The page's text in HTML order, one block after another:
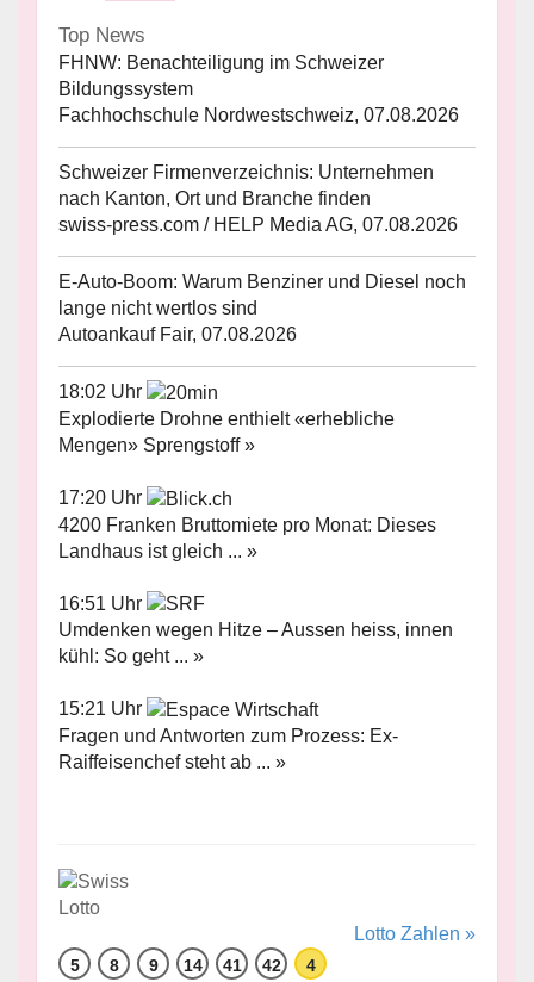
Top News
FHNW: Benachteiligung im Schweizer
Bildungssystem
Fachhochschule Nordwestschweiz, 07.08.2026
Schweizer Firmenverzeichnis: Unternehmen
nach Kanton, Ort und Branche finden
swiss-press.com / HELP Media AG, 07.08.2026
E-Auto-Boom: Warum Benziner und Diesel noch
lange nicht wertlos sind
Autoankauf Fair, 07.08.2026
18:02 Uhr
Explodierte Drohne enthielt «erhebliche
Mengen» Sprengstoff »
17:20 Uhr
4200 Franken Bruttomiete pro Monat: Dieses
Landhaus ist gleich ... »
16:51 Uhr
Umdenken wegen Hitze – Aussen heiss, innen
kühl: So geht ... »
15:21 Uhr
Fragen und Antworten zum Prozess: Ex-
Raiffeisenchef steht ab ... »
Lotto Zahlen »
5 8 9 14 41 42 4